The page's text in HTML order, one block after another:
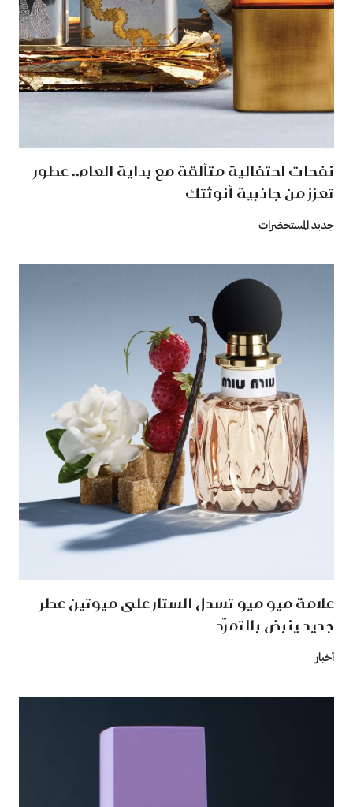
نفحات احتفالية متألقة مع بداية العام.. عطور
تعزز من جاذبية أنوثتك
جديد المستحضرات
علامة ميو ميو تسدل الستار على ميوتين عطر
جديد ينبض بالتمرّد
أخبار